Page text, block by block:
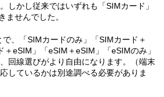
しかし従来ではいずれも「SIMカード」
ませんでした。
、「SIMカードのみ」「SIMカード＋
eSIM」「eSIM＋eSIM」「eSIMのみ」
回線選びがより自由になります。（端末
しているかは別途調べる必要がありま